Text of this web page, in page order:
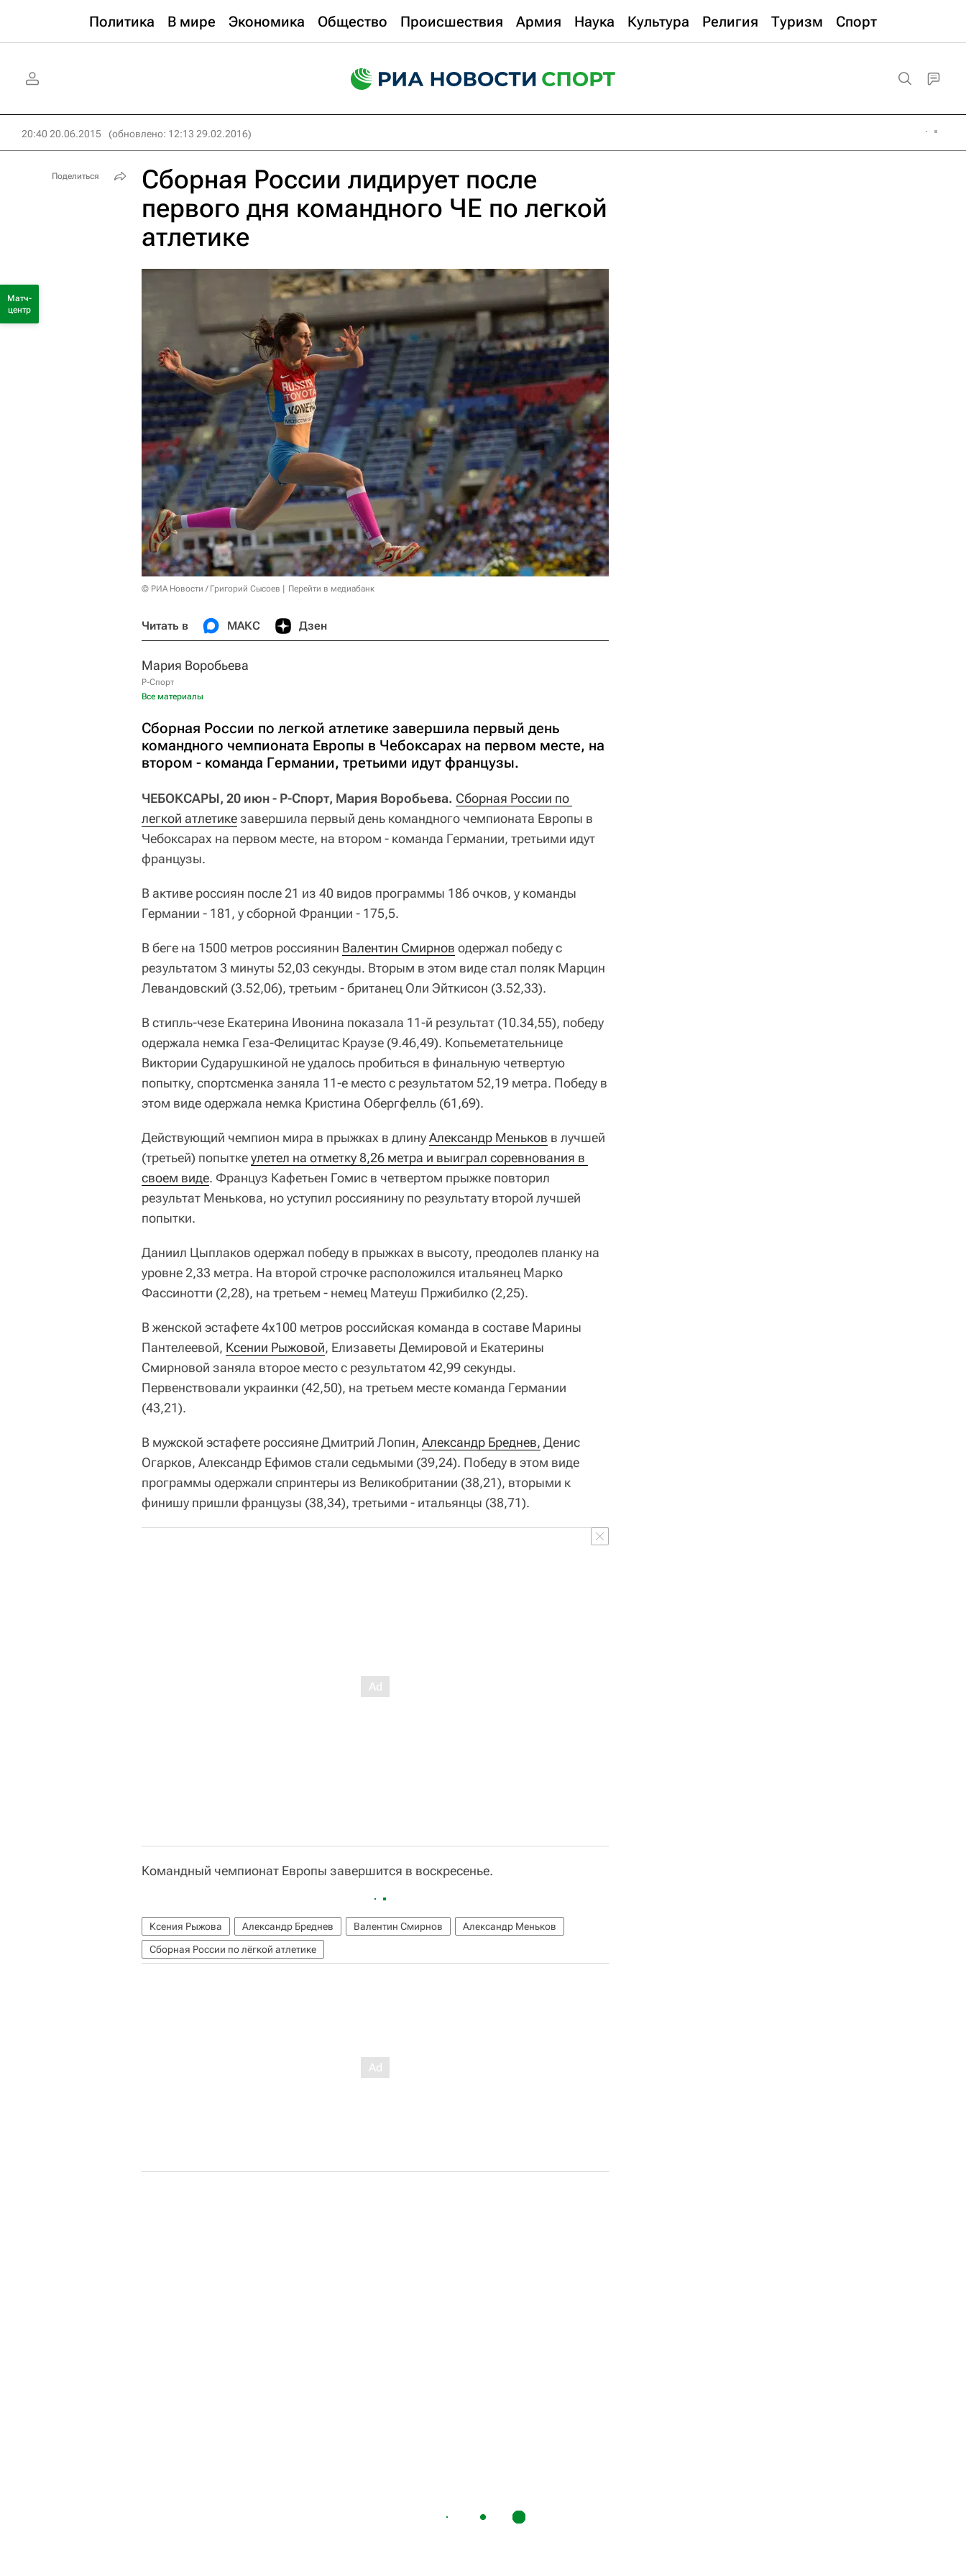
Политика В мире Экономика Общество Происшествия Армия Наука Культура Религия Туризм Спорт
20:40 20.06.2015 (обновлено: 12:13 29.02.2016)
Сборная России лидирует после
первого дня командного ЧЕ по легкой
атлетике
© РИА Новости / Григорий Сысоев Перейти в медиабанк
Читать в МАКС Дзен
Мария Воробьева
Р-Спорт
Все материалы
Сборная России по легкой атлетике завершила первый день
командного чемпионата Европы в Чебоксарах на первом месте, на
втором - команда Германии, третьими идут французы.
ЧЕБОКСАРЫ, 20 июн - Р-Спорт, Мария Воробьева. Сборная России по
легкой атлетикезавершила первый день командного чемпионата Европы в
Чебоксарах на первом месте, на втором - команда Германии, третьими идут
французы.
В активе россиян после 21 из 40 видов программы 186 очков, у команды
Германии - 181, у сборной Франции - 175,5.
В беге на 1500 метров россиянин Валентин Смирнов одержал победу с
результатом 3 минуты 52,03 секунды. Вторым в этом виде стал поляк Марцин
Левандовский (3.52,06), третьим - британец Оли Эйткисон (3.52,33).
В стипль-чезе Екатерина Ивонина показала 11-й результат (10.34,55), победу
одержала немка Геза-Фелицитас Краузе (9.46,49). Копьеметательнице
Виктории Сударушкиной не удалось пробиться в финальную четвертую
попытку, спортсменка заняла 11-е место с результатом 52,19 метра. Победу в
этом виде одержала немка Кристина Обергфелль (61,69).
Действующий чемпион мира в прыжках в длинуАлександр Меньков в лучшей
(третьей) попыткеулетел на отметку 8,26 метра и выиграл соревнования в
своем виде. Француз Кафетьен Гомис в четвертом прыжке повторил
результат Менькова, но уступил россиянину по результату второй лучшей
попытки.
Даниил Цыплаков одержал победу в прыжках в высоту, преодолев планку на
уровне 2,33 метра. На второй строчке расположился итальянец Марко
Фассинотти (2,28), на третьем - немец Матеуш Пржибилко (2,25).
В женской эстафете 4x100 метров российская команда в составе Марины
Пантелеевой, Ксении Рыжовой, Елизаветы Демировой и Екатерины
Смирновой заняла второе место с результатом 42,99 секунды.
Первенствовали украинки (42,50), на третьем месте команда Германии
(43,21).
В мужской эстафете россияне Дмитрий Лопин, Александр Бреднев, Денис
Огарков, Александр Ефимов стали седьмыми (39,24). Победу в этом виде
программы одержали спринтеры из Великобритании (38,21), вторыми к
финишу пришли французы (38,34), третьими - итальянцы (38,71).
Командный чемпионат Европы завершится в воскресенье.
Ксения Рыжова Александр Бреднев Валентин Смирнов
Александр Меньков
Сборная России по лёгкой атлетике
Поделиться
Матч-
центр